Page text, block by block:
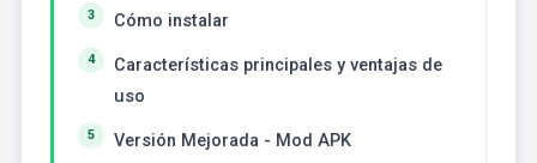
Cómo instalar
Características principales y ventajas de
uso
Versión Mejorada - Mod APK